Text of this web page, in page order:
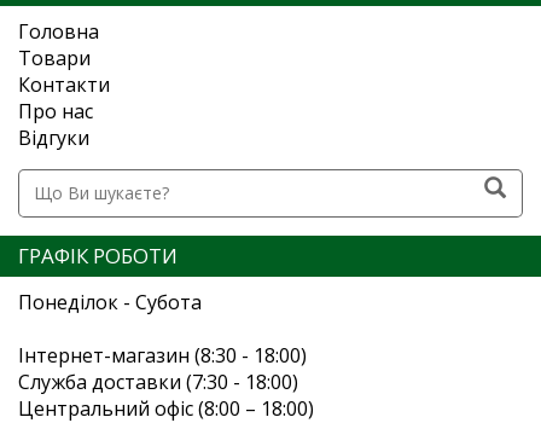
Головна
Товари
Контакти
Про нас
Відгуки
ГРАФІК РОБОТИ
Понеділок - Субота
Інтернет-магазин (8:30 - 18:00)
Служба доставки (7:30 - 18:00)
Центральний офіс (8:00 – 18:00)